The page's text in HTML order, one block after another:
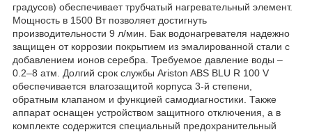
градусов) обеспечивает трубчатый нагревательный элемент.
Мощность в 1500 Вт позволяет достигнуть
производительности 9 л/мин. Бак водонагревателя надежно
защищен от коррозии покрытием из эмалированной стали с
добавлением ионов серебра. Требуемое давление воды –
0.2–8 атм. Долгий срок службы Ariston ABS BLU R 100 V
обеспечивается влагозащитой корпуса 3-й степени,
обратным клапаном и функцией самодиагностики. Также
аппарат оснащен устройством защитного отключения, а в
комплекте содержится специальный предохранительный